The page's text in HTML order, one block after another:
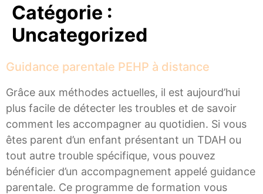
Catégorie :
Uncategorized
Guidance parentale PEHP à distance
Grâce aux méthodes actuelles, il est aujourd’hui
plus facile de détecter les troubles et de savoir
comment les accompagner au quotidien. Si vous
êtes parent d’un enfant présentant un TDAH ou
tout autre trouble spécifique, vous pouvez
bénéficier d’un accompagnement appelé guidance
parentale. Ce programme de formation vous